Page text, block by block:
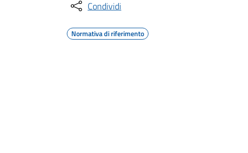
Condividi
Normativa di riferimento